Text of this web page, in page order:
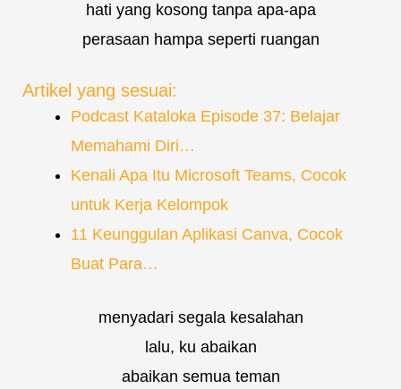
hati yang kosong tanpa apa-apa
perasaan hampa seperti ruangan
Artikel yang sesuai:
Podcast Kataloka Episode 37: Belajar
Memahami Diri…
Kenali Apa Itu Microsoft Teams, Cocok
untuk Kerja Kelompok
11 Keunggulan Aplikasi Canva, Cocok
Buat Para…
menyadari segala kesalahan
lalu, ku abaikan
abaikan semua teman